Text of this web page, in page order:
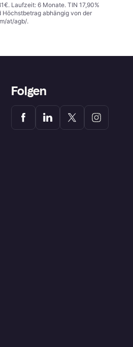
Laufzeit: 6 Monate. TIN 17,90%
Höchstbetrag abhängig von der
at/agb/.
Folgen